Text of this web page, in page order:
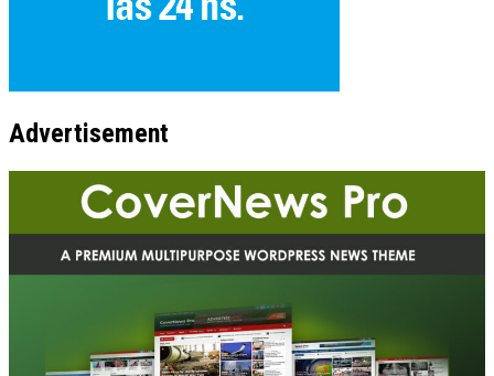
Advertisement